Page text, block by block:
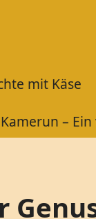
mit Käse
–